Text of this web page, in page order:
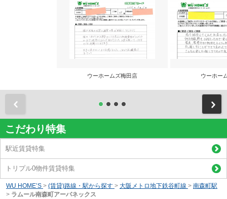
ウーホームズ梅田店 ウーホー
こだわり特集
駅近賃貸特集
トリプル0物件賃貸特集
WU HOME’S > (賃貸)路線・駅から探す > 大阪メトロ地下鉄谷町線 > 南森町駅
> ラムール南森町アーバネックス